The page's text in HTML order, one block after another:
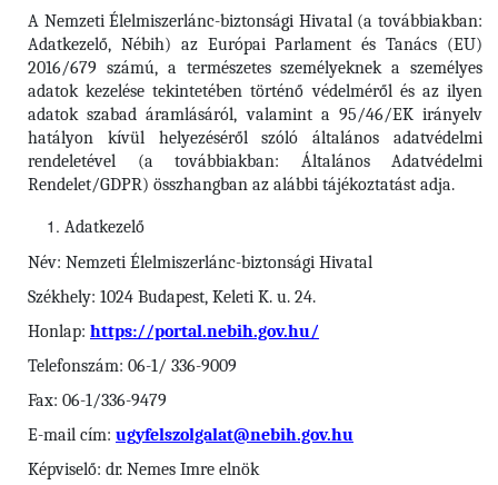
A Nemzeti Élelmiszerlánc-biztonsági Hivatal (a továbbiakban:
Adatkezelő, Nébih) az Európai Parlament és Tanács (EU)
2016/679 számú, a természetes személyeknek a személyes
adatok kezelése tekintetében történő védelméről és az ilyen
adatok szabad áramlásáról, valamint a 95/46/EK irányelv
hatályon kívül helyezéséről szóló általános adatvédelmi
rendeletével (a továbbiakban: Általános Adatvédelmi
Rendelet/GDPR) összhangban az alábbi tájékoztatást adja.
Adatkezelő
Név: Nemzeti Élelmiszerlánc-biztonsági Hivatal
Székhely: 1024 Budapest, Keleti K. u. 24.
Honlap: https://portal.nebih.gov.hu/
Telefonszám: 06-1/ 336-9009
Fax: 06-1/336-9479
E-mail cím: ugyfelszolgalat@nebih.gov.hu
Képviselő: dr. Nemes Imre elnök